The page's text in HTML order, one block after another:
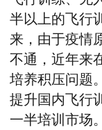
半以上的飞行
来，由于疫情
不通，近年来
培养积压问题
提升国内飞行
一半培训市场